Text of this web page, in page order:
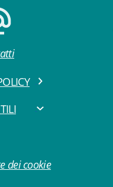
dei cookie